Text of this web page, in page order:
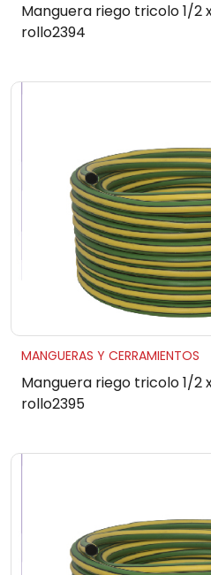
Manguera riego tricolo 1/2
rollo2394
MANGUERAS Y CERRAMIENTOS
Manguera riego tricolo 1/2
rollo2395